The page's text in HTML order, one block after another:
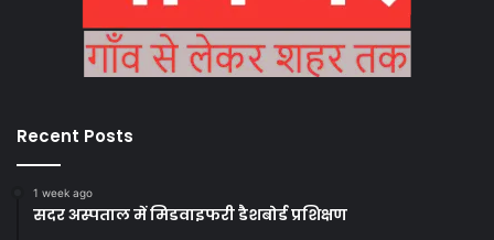
Recent Posts
1 week ago
सदर अस्पताल में मिडवाइफरी डैशबोर्ड प्रशिक्षण